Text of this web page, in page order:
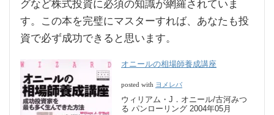
グなど株式投資に必須の知識が網羅されていま
す。この本を完璧にマスターすれば、あなたも投
資で必ず成功できると思います。
オニールの相場師養成講座
posted with ヨメレバ
ウィリアム・J．オニール/古河みつ
る パンローリング 2004年05月